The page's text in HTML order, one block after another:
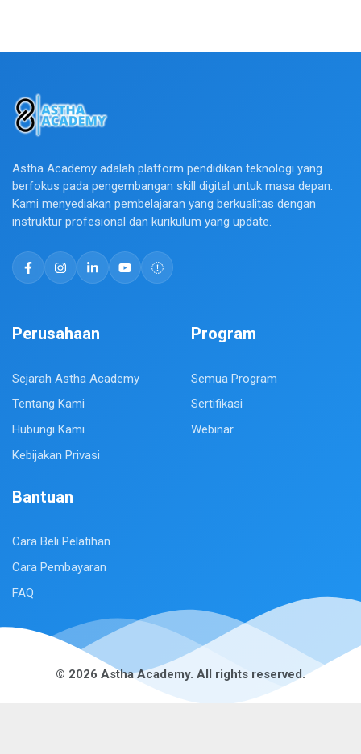
Astha Academy adalah platform pendidikan teknologi yang
berfokus pada pengembangan skill digital untuk masa depan.
Kami menyediakan pembelajaran yang berkualitas dengan
instruktur profesional dan kurikulum yang update.
Perusahaan
Sejarah Astha Academy
Tentang Kami
Hubungi Kami
Kebijakan Privasi
Program
Semua Program
Sertifikasi
Webinar
Bantuan
Cara Beli Pelatihan
Cara Pembayaran
FAQ
© 2026 Astha Academy. All rights reserved.